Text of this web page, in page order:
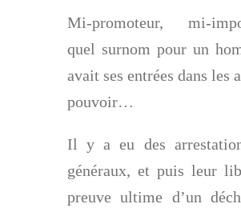
Mi-promoteur, mi-
quel surnom pour un
avait ses entrées dans les
pouvoir…
Il y a eu des
généraux, et puis leur
preuve ultime d’un